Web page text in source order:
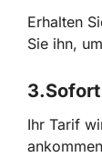
Erhalten
Sie ihn,
3.
Ihr Tarif